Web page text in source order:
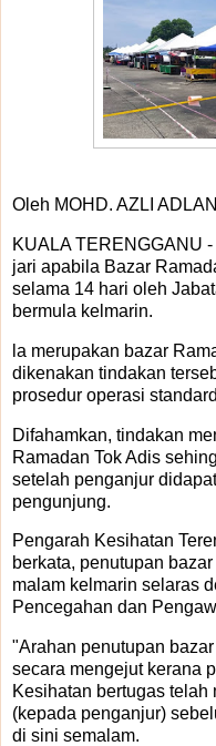
Oleh MOHD. AZLI ADLAN
KUALA TERENGGANU
jari apabila Bazar
selama 14 hari oleh
bermula kelmarin.
la merupakan bazar
dikenakan tindakan
prosedur operasi
Difahamkan, tindakan
Ramadan Tok Adis
setelah penganjur
pengunjung.
Pengarah Kesihatan
berkata, penutupan
malam kelmarin selaras
Pencegahan dan
"Arahan penutupan
secara mengejut kerana
Kesihatan bertugas
(kepada penganjur)
di sini semalam.